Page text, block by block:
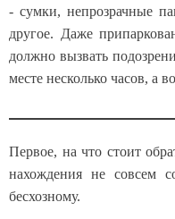
- сумки, непрозрачные
другое. Даже
должно вызвать
месте несколько часов, а
Первое, на что стоит
нахождения не совсем
бесхозному.